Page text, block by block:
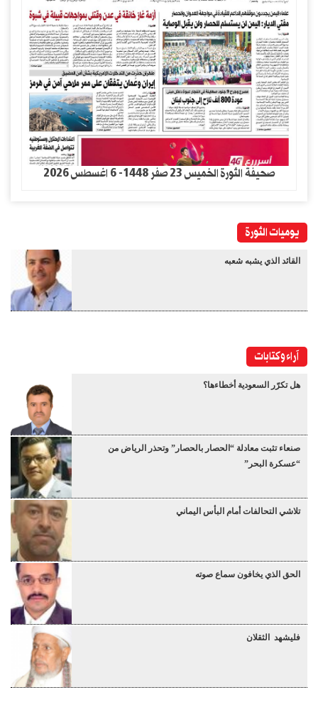
صحيفة الثورة الخميس 23 صفر 1448- 6 اغسطس 2026
يوميات الثورة
القائد الذي يشبه شعبه
آراء وكتابات
هل تكرّر السعودية أخطاءها؟
صنعاء تثبت معادلة “الحصار بالحصار” وتحذر الرياض من
“عسكرة البحر”
تلاشي التحالفات أمام البأس اليماني
الحق الذي يخافون سماع صوته
فليشهد الثقلان